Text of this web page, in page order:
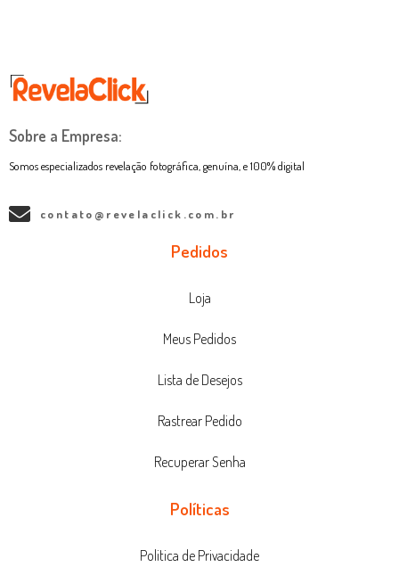
Sobre a Empresa:
Somos especializados revelação fotográfica, genuína, e 100% digital
contato@revelaclick.com.br
Pedidos
Loja
Meus Pedidos
Lista de Desejos
Rastrear Pedido
Recuperar Senha
Políticas
Politica de Privacidade